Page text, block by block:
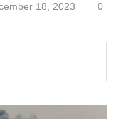
18, 2023
0